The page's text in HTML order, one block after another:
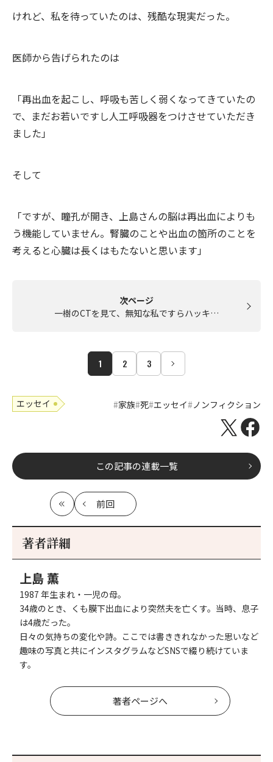
けれど、私を待っていたのは、残酷な現実だった。
医師から告げられたのは
「再出血を起こし、呼吸も苦しく弱くなってきていたの
で、まだお若いですし人工呼吸器をつけさせていただき
ました」
そして
「ですが、瞳孔が開き、上島さんの脳は再出血によりも
う機能していません。腎臓のことや出血の箇所のことを
考えると心臓は長くはもたないと思います」
次ページ
一樹のCTを見て、無知な私ですらハッキ…
1 2 3
エッセイ 家族 死 エッセイ ノンフィクション
この記事の連載一覧
最
初
前回
記
著者詳細
上島 薫
1987 年生まれ・一児の母。
34歳のとき、くも膜下出血により突然夫を亡くす。当時、息子
は4歳だった。
日々の気持ちの変化や詩。ここでは書ききれなかった思いなど
趣味の写真と共にインスタグラムなどSNSで綴り続けていま
す。
著者ページへ